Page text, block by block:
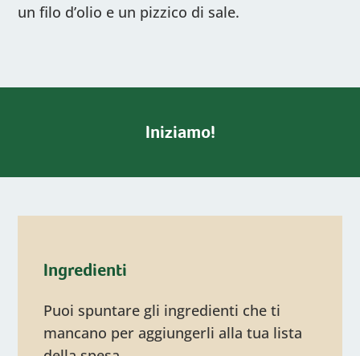
un filo d’olio e un pizzico di sale.
Iniziamo!
Ingredienti
Puoi spuntare gli ingredienti che ti
mancano per aggiungerli alla tua lista